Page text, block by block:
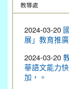
教導處
2024-03-20
展」教育推
2024-03-20
華語文能力
加，。